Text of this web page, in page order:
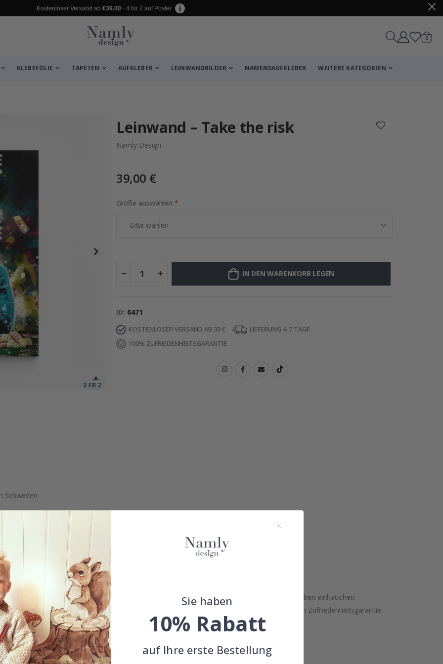
Kostenloser Versand ab €39.00 · 4 für 2 auf Poster
Wagen
0
KLEBEFOLIE TAPETEN AUFKLEBER LEINWANDBILDER NAMENSAUFKLEBER WEITERE KATEGORIEN
Leinwand – Take the risk
Namly Design
39,00 €
Größe auswählen
IN DEN WARENKORB LEGEN
ID 6471
KOSTENLOSER VERSAND AB 39 €
LIEFERUNG 4-7 TAGE
100% ZUFRIEDENHEITSGARANTIE
Schweden
der Leinwand 20 mm
schwedischen Leinwand mit äußerst lebendigen Farben, die Ihren Kreationen Leben einhauchen.
eine nachhaltige Wahl, bei der Sie sich wohlfühlen können. Und mit unserer 100-prozentigen Zufriedenheitsgarantie
Sie jetzt und erleben Sie die Exzellenz schwedischer Handwerkskunst!
Inspiration von unseren glücklichen Kunden!
Sie haben
10% Rabatt
auf Ihre erste Bestellung